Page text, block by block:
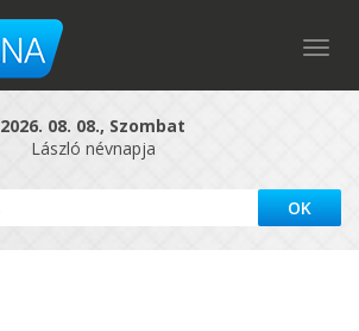
2026. 08. 08., Szombat
László névnapja